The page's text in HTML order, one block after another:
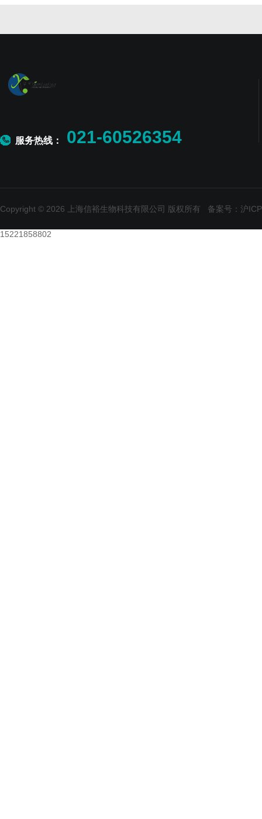
服务热线： 021-60526354
Copyright © 2026 上海信裕生物科技有限公司 版权所有 备案号：沪
15221858802